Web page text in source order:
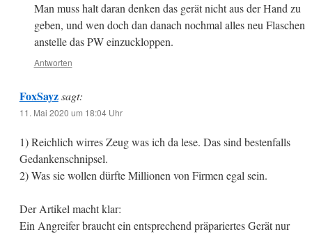
Man muss halt daran denken das gerät nicht aus der Hand zu
geben, und wen doch dan danach nochmal alles neu Flaschen
anstelle das PW einzuckloppen.
Antworten
FoxSayz sagt:
11. Mai 2020 um 18:04 Uhr
1) Reichlich wirres Zeug was ich da lese. Das sind bestenfalls
Gedankenschnipsel.
2) Was sie wollen dürfte Millionen von Firmen egal sein.
Der Artikel macht klar:
Ein Angreifer braucht ein entsprechend präpariertes Gerät nur